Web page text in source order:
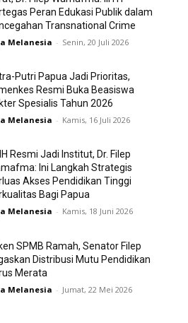
Peran Edukasi Publik dalam
Transnational Crime
Melanesia - Senin, 20 Juli 2026
Putri Papua Jadi Prioritas,
Resmi Buka Beasiswa
Spesialis Tahun 2026
Melanesia - Kamis, 16 Juli 2026
Resmi Jadi Institut, Dr. Filep
Ini Langkah Strategis
Akses Pendidikan Tinggi
Bagi Papua
Melanesia - Kamis, 18 Juni 2026
SPMB Ramah, Senator Filep
Distribusi Mutu Pendidikan
Merata
Melanesia - Jumat, 22 Mei 2026